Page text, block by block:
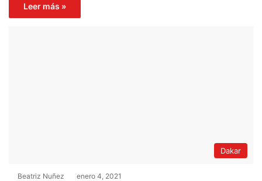
Leer más »
Dakar
Beatriz Nuñez enero 4, 2021